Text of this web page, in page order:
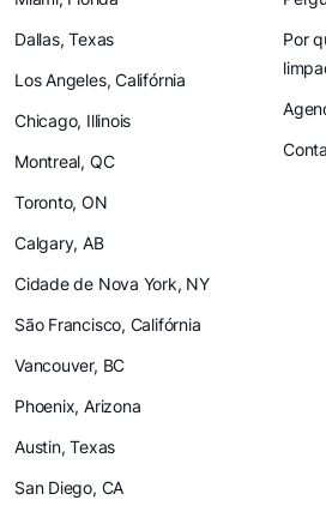
Dallas, Texas
Los Angeles, Califórnia
Chicago, Illinois
Montreal, QC
Toronto, ON
Calgary, AB
Cidade de Nova York, NY
São Francisco, Califórnia
Vancouver, BC
Phoenix, Arizona
Austin, Texas
San Diego, CA
Por